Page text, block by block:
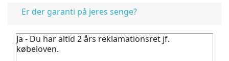
Er der garanti på jeres senge?
Ja - Du har altid 2 års reklamationsret jf.
købeloven.